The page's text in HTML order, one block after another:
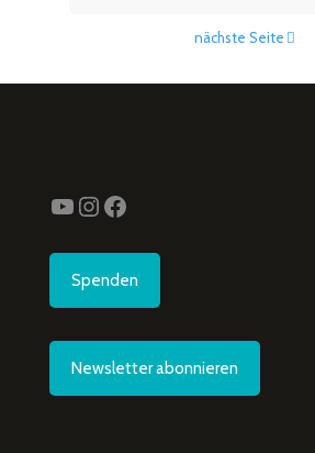
nächste Seite
YouTube
Instagram
Facebook
Spenden
Newsletter abonnieren